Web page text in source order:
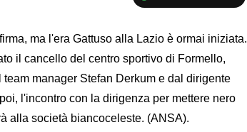
ma l'era Gattuso alla Lazio è ormai iniziata.
il cancello del centro sportivo di Formello,
manager Stefan Derkum e dal dirigente
l'incontro con la dirigenza per mettere nero
alla società biancoceleste. (ANSA).